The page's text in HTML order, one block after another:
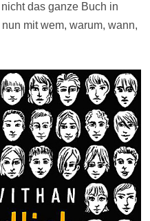
das ganze Buch in
mit wem, warum, wann,